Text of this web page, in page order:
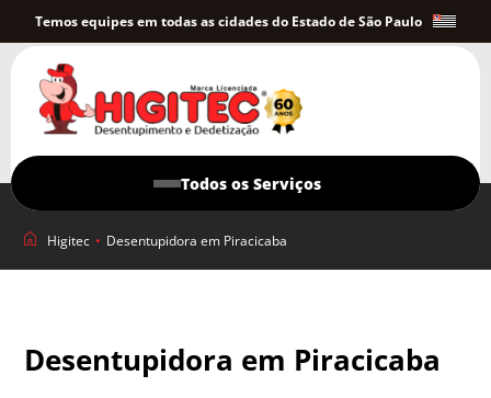
Higitec • Desentupidora em Piracicaba
Desentupidora em Piracicaba
Temos equipes em todas as cidades do Estado de São Paulo
Todos os Serviços